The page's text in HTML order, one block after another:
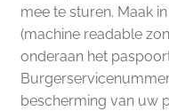
mee te sturen. Maak
(machine readable
onderaan het
bescherming van uw